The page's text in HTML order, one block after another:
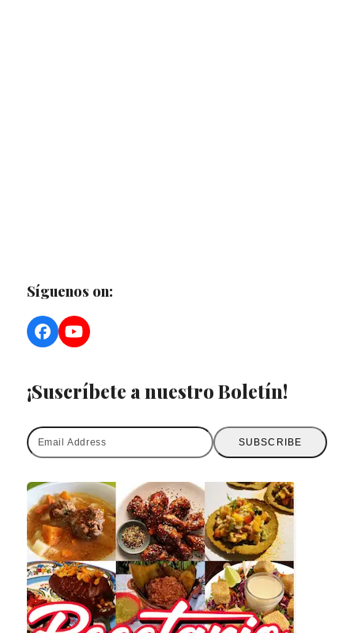
Síguenos on:
Facebook
YouTube
¡Suscríbete a nuestro Boletín!
Email
Address
SUBSCRIBE